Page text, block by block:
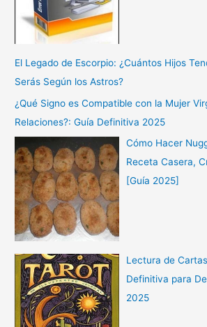
El Legado de Escorpio: ¿Cuántos Hijos
Serás Según los Astros?
¿Qué Signo es Compatible con la Mujer
Relaciones?: Guía Definitiva 2025
Cómo Hacer
Receta Casera,
[Guía 2025]
Lectura de
Definitiva para
2025